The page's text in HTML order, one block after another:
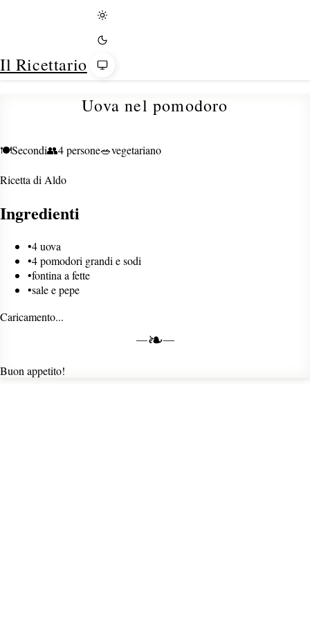
Il Ricettario
Tema
Uova nel pomodoro
🍽️Secondi👥4 persone🥗vegetariano
Ricetta di Aldo
Ingredienti
•4 uova
•4 pomodori grandi e sodi
•fontina a fette
•sale e pepe
Caricamento...
❧
Buon appetito!